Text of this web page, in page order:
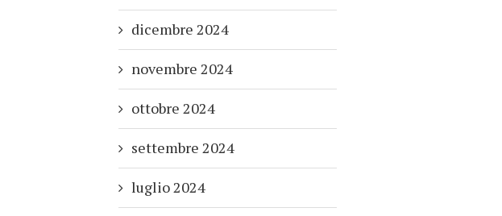
dicembre 2024
novembre 2024
ottobre 2024
settembre 2024
luglio 2024